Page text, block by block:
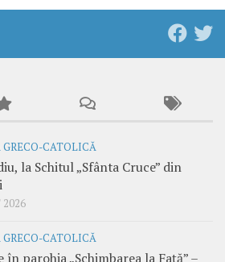
GRECO-CATOLICĂ
la Schitul „Sfânta Cruce” din
2026
GRECO-CATOLICĂ
în parohia „Schimbarea la Față” –